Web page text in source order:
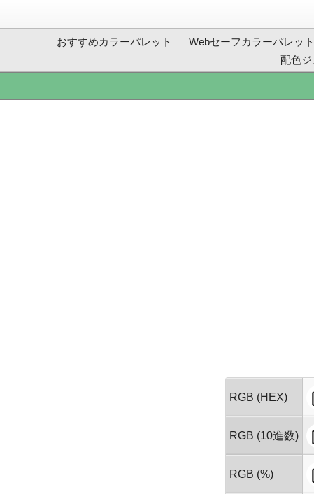
おすすめカラーパレット Webセーフカラーパレット
配色
RGB (HEX)
RGB (10進数)
RGB (%)